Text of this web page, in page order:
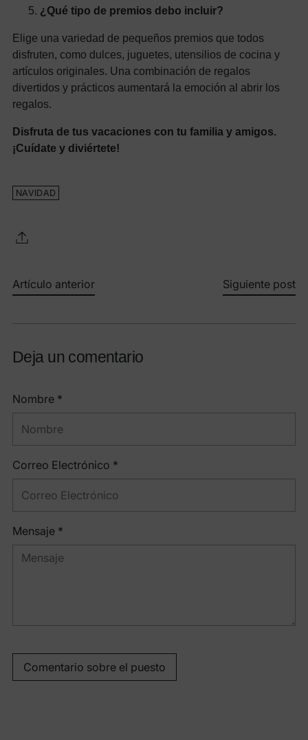
¿Qué tipo de premios debo incluir?
Elige una variedad de pequeños premios que todos
disfruten, como dulces, juguetes, utensilios de cocina y
artículos originales. Una combinación de regalos
divertidos y prácticos aumentará la emoción al abrir los
regalos.
Disfruta de tus vacaciones con tu familia y amigos.
¡Cuídate y diviértete!
NAVIDAD
Artículo anterior Siguiente post
Deja un comentario
Nombre *
Correo Electrónico *
Mensaje *
Comentario sobre el puesto